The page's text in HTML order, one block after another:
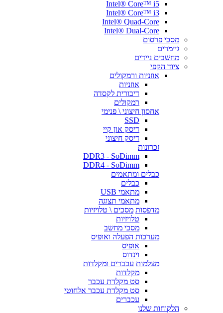
Intel® Core™ i5
Intel® Core™ i3
Intel® Quad-Core
Intel® Dual-Core
מסכי פרסום
גיימרים
מחשבים ניידים
ציוד הקפי
אוזניות ורמקולים
אוזניות
דיבורית לקסדה
רמקולים
אחסון חיצוני \ פנימי
SSD
דיסק און קיי
דיסק חיצוני
זכרונות
DDR3 - SoDimm
DDR4 - SoDimm
כבלים ומתאמים
כבלים
מתאמי USB
מתאמי תצוגה
מדפסות מסכים \ טלויזיות
טלויזיות
מסכי מחשב
מערכות הפעלה ואופיס
אופיס
וינדוס
מצלמות עכברים ומקלדות
מקלדות
סט מקלדת עכבר
סט מקלדת עכבר אלחוטי
עכברים
הלקוחות שלנו